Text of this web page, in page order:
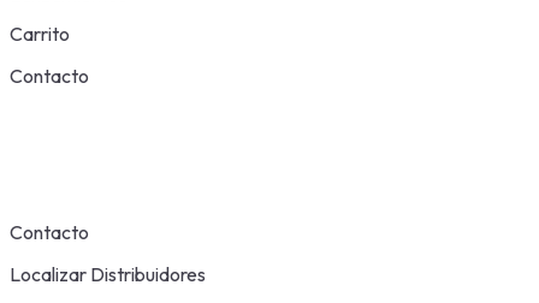
Carrito
Contacto
Contacto
Localizar Distribuidores